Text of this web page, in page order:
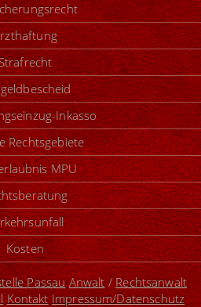
Inkasso
Rechtsgebiete
MPU
Kosten
Passau Anwalt/Rechtsanwalt
Kontakt Impressum/Datenschutz